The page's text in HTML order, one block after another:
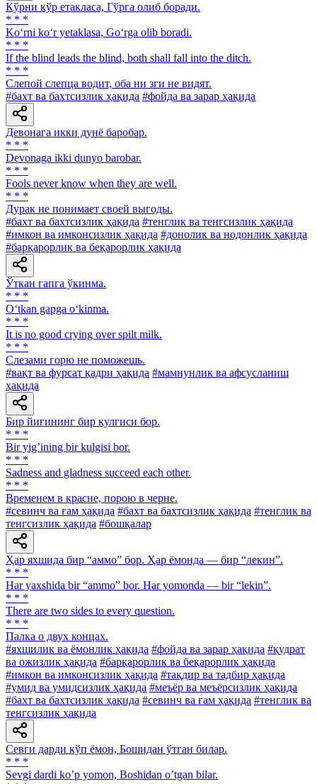
Кўрни кўр етакласа, Гўрга олиб боради.
* * *
Ko‘rni ko‘r yetaklasa, Go‘rga olib boradi.
* * *
If the blind leads the blind, both shall fall into the ditch.
* * *
Слепой слепца водит, оба ни зги не видят.
#бахт ва бахтсизлик ҳақида #фойда ва зарар ҳақида
Девонага икки дунё баробар.
* * *
Devonaga ikki dunyo barobar.
* * *
Fools never know when they are well.
* * *
Дурак не понимает своей выгоды.
#бахт ва бахтсизлик ҳақида #тенглик ва тенгсизлик ҳақида
#имкон ва имконсизлик ҳақида #донолик ва нодонлик ҳақида
#барқарорлик ва беқарорлик ҳақида
Ўткан гапга ўкинма.
* * *
O‘tkan gapga o‘kinma.
* * *
It is no good crying over spilt milk.
* * *
Слезами горю не поможешь.
#вақт ва фурсат қадри ҳақида #мамнунлик ва афсусланиш
ҳақида
Бир йиғининг бир кулгиси бор.
* * *
Bir yigʼining bir kulgisi bor.
* * *
Sadness and gladness succeed each other.
* * *
Временем в красне, порою в черне.
#севинч ва ғам ҳақида #бахт ва бахтсизлик ҳақида #тенглик ва
тенгсизлик ҳақида #бошқалар
Ҳар яхшида бир “аммо” бор. Ҳар ёмонда — бир “лекин”.
* * *
Har yaxshida bir “ammo” bor. Har yomonda — bir “lekin”.
* * *
There are two sides to every question.
* * *
Палка о двух концах.
#яхшилик ва ёмонлик ҳақида #фойда ва зарар ҳақида #қудрат
ва ожизлик ҳақида #барқарорлик ва беқарорлик ҳақида
#имкон ва имконсизлик ҳақида #тақдир ва тадбир ҳақида
#умид ва умидсизлик ҳақида #меъёр ва меъёрсизлик ҳақида
#бахт ва бахтсизлик ҳақида #севинч ва ғам ҳақида #тенглик ва
тенгсизлик ҳақида
Севги дарди кўп ёмон, Бошидан ўтган билар.
* * *
Sevgi dardi koʼp yomon, Boshidan oʼtgan bilar.